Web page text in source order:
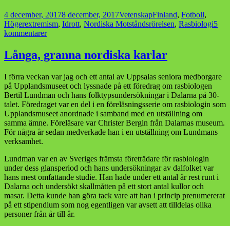
Postat
4 december, 20178 december, 2017Kategorier
VetenskapTaggar
Finland, Fotboll,
Högerextremism, Idrott, Nordiska Motståndsrörelsen, Rasbiologi5
kommentarertill
startelva
och
avslutnings-
tio
och
en
halva
är
nyckeln
för
svenska
landslaget
Långa, granna nordiska karlar
I förra veckan var jag och ett antal av Uppsalas seniora medborgare
på Upplandsmuseet och lyssnade på ett föredrag om rasbiologen
Bertil Lundman och hans folktypsundersökningar i Dalarna på 30-
talet. Föredraget var en del i en föreläsningsserie om rasbiologin som
Upplandsmuseet anordnade i samband med en utställning om
samma ämne. Föreläsare var Christer Bergin från Dalarnas museum.
För några år sedan medverkade han i en utställning om Lundmans
verksamhet.
Lundman var en av Sveriges främsta företrädare för rasbiologin
under dess glansperiod och hans undersökningar av dalfolket var
hans mest omfattande studie. Han hade under ett antal år rest runt i
Dalarna och undersökt skallmåtten på ett stort antal kullor och
masar. Detta kunde han göra tack vare att han i princip prenumererat
på ett stipendium som nog egentligen var avsett att tilldelas olika
personer från år till år.